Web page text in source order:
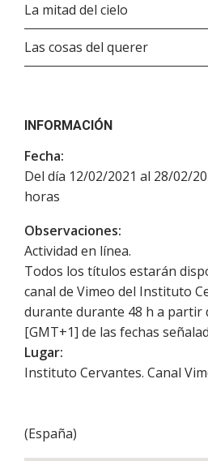
La mitad del cielo
Las cosas del querer
INFORMACIÓN
Fecha:
Del día 12/02/2021 al 28/02/
horas
Observaciones:
Actividad en línea.
Todos los títulos estarán
canal de Vimeo del Instituto
durante durante 48 h a partir
[GMT+1] de las fechas
Lugar:
Instituto Cervantes. Canal
(España)